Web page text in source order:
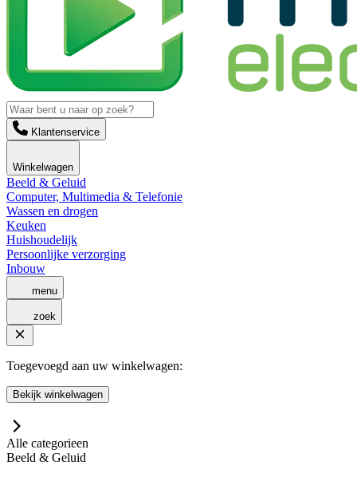
Klantenservice
Winkelwagen
Beeld & Geluid
Computer, Multimedia & Telefonie
Wassen en drogen
Keuken
Huishoudelijk
Persoonlijke verzorging
Inbouw
menu
zoek
Toegevoegd aan uw winkelwagen:
Bekijk winkelwagen
Alle categorieen
Beeld & Geluid